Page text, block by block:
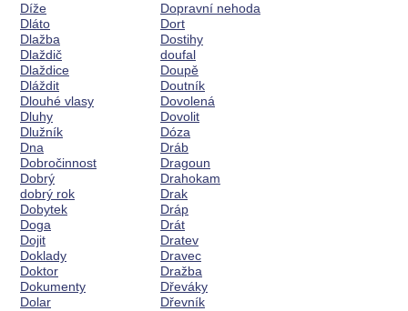
Díže
Dláto
Dlažba
Dlaždič
Dlaždice
Dláždit
Dlouhé vlasy
Dluhy
Dlužník
Dna
Dobročinnost
Dobrý
dobrý rok
Dobytek
Doga
Dojit
Doklady
Doktor
Dokumenty
Dolar
Dopravní nehoda
Dort
Dostihy
doufal
Doupě
Doutník
Dovolená
Dovolit
Dóza
Dráb
Dragoun
Drahokam
Drak
Dráp
Drát
Dratev
Dravec
Dražba
Dřeváky
Dřevník